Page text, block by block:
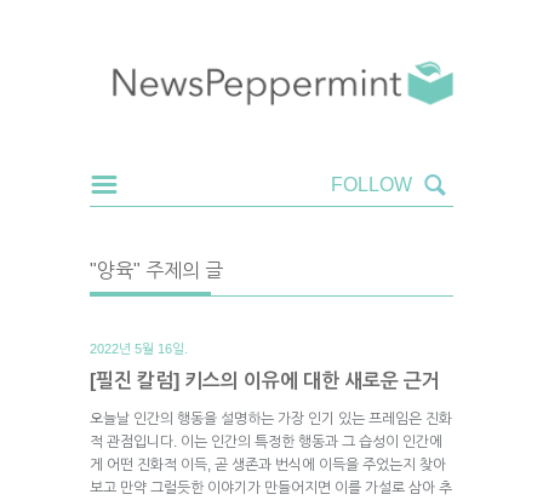
"양육" 주제의 글
2022년 5월 16일.
[필진 칼럼] 키스의 이유에 대한 새로운 근거
오늘날 인간의 행동을 설명하는 가장 인기 있는 프레임은 진화
적 관점입니다. 이는 인간의 특정한 행동과 그 습성이 인간에
게 어떤 진화적 이득, 곧 생존과 번식에 이득을 주었는지 찾아
보고 만약 그럴듯한 이야기가 만들어지면 이를 가설로 삼아 추